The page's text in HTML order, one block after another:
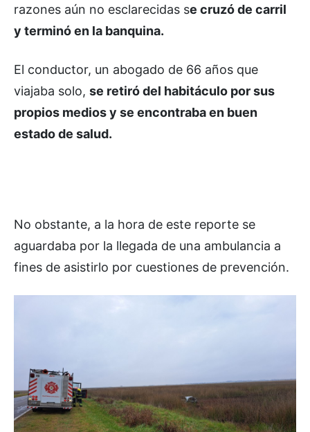
razones aún no esclarecidas se cruzó de carril
y terminó en la banquina.
El conductor, un abogado de 66 años que
viajaba solo, se retiró del habitáculo por sus
propios medios y se encontraba en buen
estado de salud.
No obstante, a la hora de este reporte se
aguardaba por la llegada de una ambulancia a
fines de asistirlo por cuestiones de prevención.